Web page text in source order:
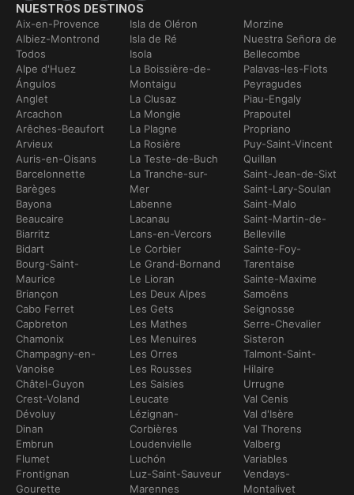
NUESTROS DESTINOS
Aix-en-Provence
Albiez-Montrond
Todos
Alpe d'Huez
Ángulos
Anglet
Arcachon
Arêches-Beaufort
Arvieux
Auris-en-Oisans
Barcelonnette
Barèges
Bayona
Beaucaire
Biarritz
Bidart
Bourg-Saint-
Maurice
Briançon
Cabo Ferret
Capbreton
Chamonix
Champagny-en-
Vanoise
Châtel-Guyon
Crest-Voland
Dévoluy
Dinan
Embrun
Flumet
Frontignan
Gourette
Isla de Oléron
Isla de Ré
Isola
La Boissière-de-
Montaigu
La Clusaz
La Mongie
La Plagne
La Rosière
La Teste-de-Buch
La Tranche-sur-
Mer
Labenne
Lacanau
Lans-en-Vercors
Le Corbier
Le Grand-Bornand
Le Lioran
Les Deux Alpes
Les Gets
Les Mathes
Les Menuires
Les Orres
Les Rousses
Les Saisies
Leucate
Lézignan-
Corbières
Loudenvielle
Luchón
Luz-Saint-Sauveur
Marennes
Morzine
Nuestra Señora de
Bellecombe
Palavas-les-Flots
Peyragudes
Piau-Engaly
Prapoutel
Propriano
Puy-Saint-Vincent
Quillan
Saint-Jean-de-Sixt
Saint-Lary-Soulan
Saint-Malo
Saint-Martin-de-
Belleville
Sainte-Foy-
Tarentaise
Sainte-Maxime
Samoëns
Seignosse
Serre-Chevalier
Sisteron
Talmont-Saint-
Hilaire
Urrugne
Val Cenis
Val d'Isère
Val Thorens
Valberg
Variables
Vendays-
Montalivet